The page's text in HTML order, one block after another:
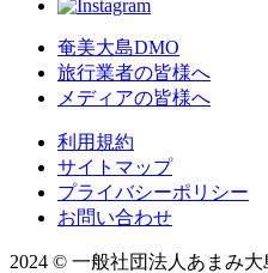
奄美大島DMO
旅行業者の皆様へ
メディアの皆様へ
利用規約
サイトマップ
プライバシーポリシー
お問い合わせ
2024 © 一般社団法人あまみ